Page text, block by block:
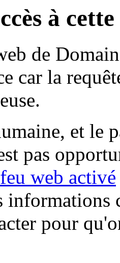
à
de
car la
et le
pas
web activé
informations
pour